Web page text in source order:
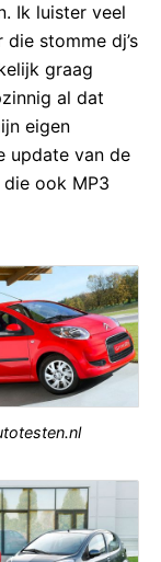
Ik luister veel
stomme dj’s
graag
al dat
eigen
update van de
ook MP3